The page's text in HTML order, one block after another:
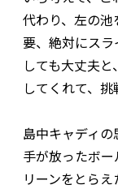
代わり、左の
要、絶対にス
しても大丈夫
してくれて、挑
島中キャディ
手が放ったボ
リーンをとらえ